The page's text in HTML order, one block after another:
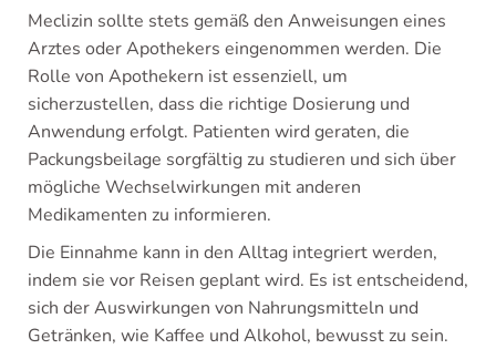
Meclizin sollte stets gemäß den Anweisungen eines
Arztes oder Apothekers eingenommen werden. Die
Rolle von Apothekern ist essenziell, um
sicherzustellen, dass die richtige Dosierung und
Anwendung erfolgt. Patienten wird geraten, die
Packungsbeilage sorgfältig zu studieren und sich über
mögliche Wechselwirkungen mit anderen
Medikamenten zu informieren.
Die Einnahme kann in den Alltag integriert werden,
indem sie vor Reisen geplant wird. Es ist entscheidend,
sich der Auswirkungen von Nahrungsmitteln und
Getränken, wie Kaffee und Alkohol, bewusst zu sein.